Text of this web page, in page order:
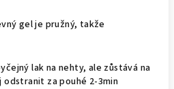
gel je pružný, takže
lak na nehty, ale zůstává na
odstranit za pouhé 2-3min